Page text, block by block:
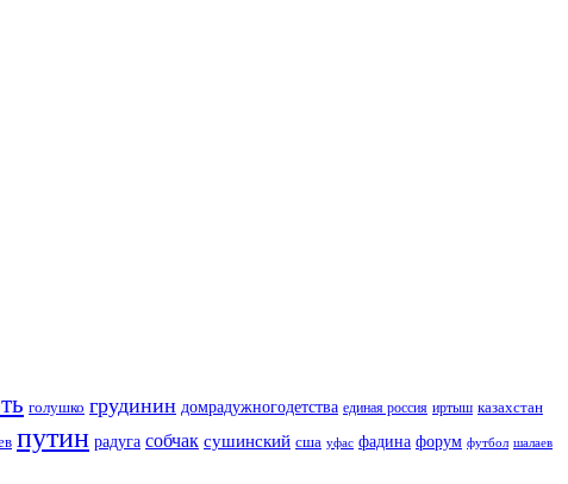
голушко грудинин домрадужногодетства единая россия иртыш казахстан
путин радуга собчак сушинский сша уфас фадина форум футбол шалаев